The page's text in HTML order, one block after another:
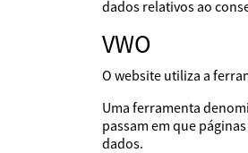
dados relativos ao
VWO
O website utiliza a
Uma ferramenta
passam em que
dados.